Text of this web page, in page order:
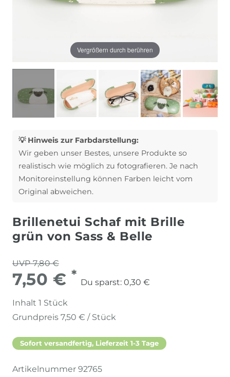
Vergrößern durch berühren
💡 Hinweis zur Farbdarstellung:
Wir geben unser Bestes, unsere Produkte so
realistisch wie möglich zu fotografieren. Je nach
Monitoreinstellung können Farben leicht vom
Original abweichen.
Brillenetui Schaf mit Brille
grün von Sass & Belle
UVP 7,80 €
7,50 € *
Du sparst: 0,30 €
Inhalt 1 Stück
Grundpreis 7,50 € / Stück
Sofort versandfertig, Lieferzeit 1-3 Tage
Artikelnummer 92765